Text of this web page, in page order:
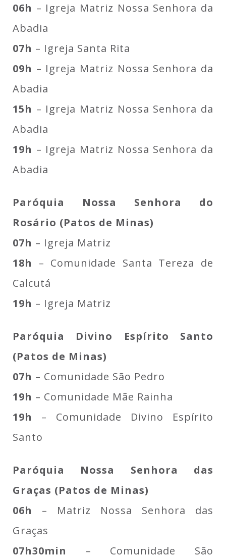
06h – Igreja Matriz Nossa Senhora da
Abadia
07h – Igreja Santa Rita
09h – Igreja Matriz Nossa Senhora da
Abadia
15h – Igreja Matriz Nossa Senhora da
Abadia
19h – Igreja Matriz Nossa Senhora da
Abadia
Paróquia Nossa Senhora do
Rosário (Patos de Minas)
07h – Igreja Matriz
18h
– Comunidade Santa Tereza de
Calcutá
19h – Igreja Matriz
Paróquia Divino Espírito Santo
(Patos de Minas)
07h – Comunidade São Pedro
19h – Comunidade Mãe Rainha
19h
– Comunidade Divino Espírito
Santo
Paróquia Nossa Senhora das
Graças (Patos de Minas)
06h
– Matriz Nossa Senhora das
Graças
07h30min
– Comunidade São